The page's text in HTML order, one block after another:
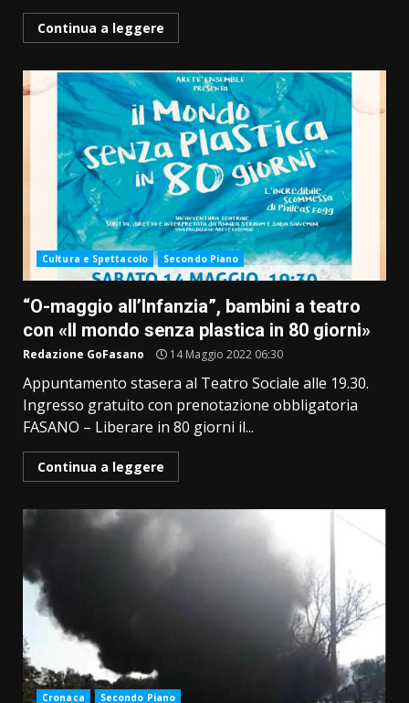
Continua a leggere
Cultura e Spettacolo Secondo Piano
“O-maggio all’Infanzia”, bambini a teatro
con «Il mondo senza plastica in 80 giorni»
Redazione GoFasano 14 Maggio 2022 06:30
Appuntamento stasera al Teatro Sociale alle 19.30.
Ingresso gratuito con prenotazione obbligatoria
FASANO – Liberare in 80 giorni il...
Continua a leggere
Cronaca Secondo Piano